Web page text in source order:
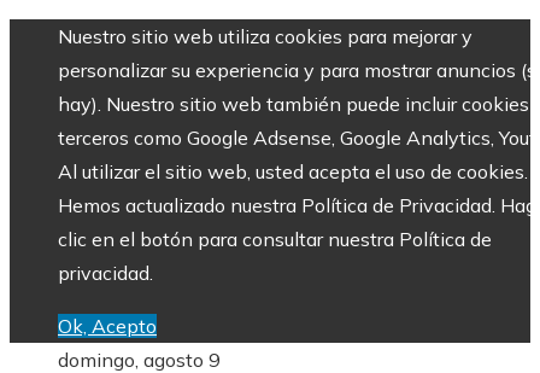
Nuestro sitio web utiliza cookies para mejorar y
personalizar su experiencia y para mostrar anuncios
hay). Nuestro sitio web también puede incluir cookies
terceros como Google Adsense, Google Analytics,
Al utilizar el sitio web, usted acepta el uso de cookies.
Hemos actualizado nuestra Política de Privacidad.
clic en el botón para consultar nuestra Política de
privacidad.
Ok, Acepto
domingo, agosto 9